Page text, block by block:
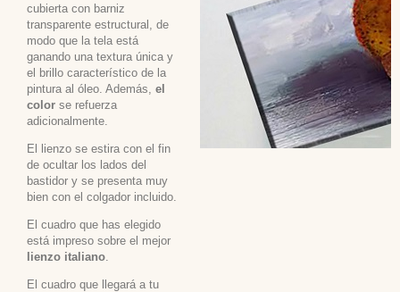
cubierta con barniz
transparente estructural, de
modo que la tela está
ganando una textura única y
el brillo característico de la
pintura al óleo. Además, el
color se refuerza
adicionalmente.
El lienzo se estira con el fin
de ocultar los lados del
bastidor y se presenta muy
bien con el colgador incluido.
El cuadro que has elegido
está impreso sobre el mejor
lienzo italiano
El cuadro que llegará a tu